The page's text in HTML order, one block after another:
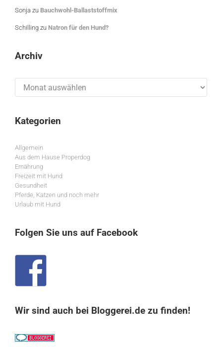
Sonja zu Bauchwohl-Ballaststoffmix
Schilling zu Natron für den Hund?
Archiv
Kategorien
Allgemein
Aus dem Hause Properdog
Ernährung
Freizeit mit Hund
Gesundheit
Pferde, Katzen und noch mehr
Urlaub mit Hund
Folgen Sie uns auf Facebook
Wir sind auch bei Bloggerei.de zu finden!